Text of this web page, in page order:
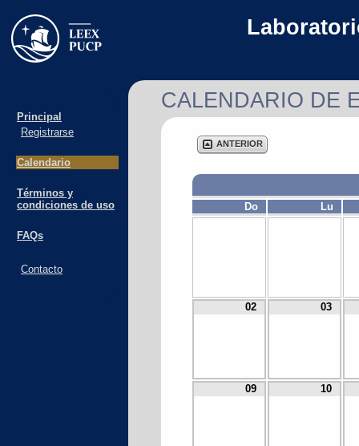
Principal
Registrarse
Calendario
Términos y
condiciones de uso
FAQs
Contacto
CALENDARIO DE
ANTERIOR
Do Lu
02 03
09 10